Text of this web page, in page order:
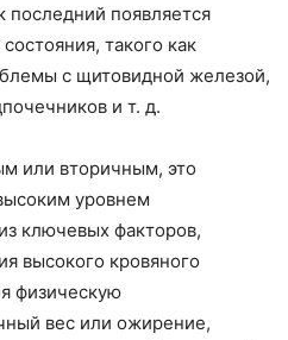
последний появляется
такого как
с щитовидной железой,
и т. д.
или вторичным, это
уровнем
ключевых факторов,
высокого кровяного
физическую
вес или ожирение,